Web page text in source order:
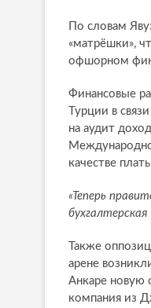
По словам
«матрёшки»,
офшорном
Финансовые
Турции в
на аудит
качестве
«Теперь
Также
арене
Анкаре новую
компания из